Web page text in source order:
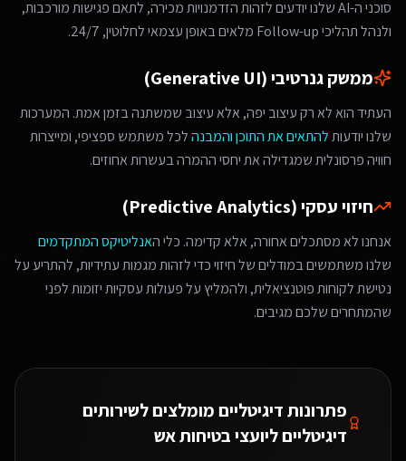
סוכני ה-AI שלנו יודעים לזהות הזדמנויות מכירה, לתאם פגישות מורכבות,
ולנהל תהליכי Follow-up מלאים באופן עצמאי לחלוטין, 24/7.
ממשק גנרטיבי (Generative UI)
העתיד הוא לא רק עיצוב יפה, אלא עיצוב שמשתנה בזמן אמת. המערכות
שלנו יודעותלהתאים את התוכן והמבנהלכל משתמש ספציפי, ומייצרות
חוויה פרסונלית שמגדילה את יחסי ההמרה בעשרות אחוזים.
חיזוי עסקי (Predictive Analytics)
אנחנו לא מסתכלים אחורה, אלא קדימה. כלי האנליטיקס המתקדמים
שלנו משתמשים במודלים של חיזוי כדי לזהות מגמות עתידיות, להתריע על
נטישת לקוחות פוטנציאלית, ולהמליץ על פעולות עסקיות יזומות לפני
שהמתחרים שלכם מגיבים.
פתרונות דיגיטליים מומלצים לשירותים
דיגיטליים ליועצי בטיחות אש